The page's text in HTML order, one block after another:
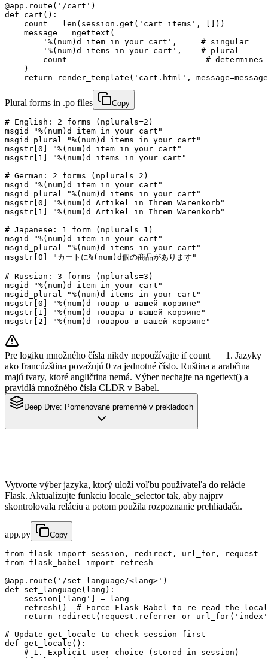
@app.route('/cart')
def cart():
    count = len(session.get('cart_items', []))
    message = ngettext(
        '%(num)d item in your cart',     # singular
        '%(num)d items in your cart',    # plural
count                             # determines
    )
return render_template('cart.html',
Plural forms in .po files Copy
# English: 2 forms (nplurals=2)
msgid "%(num)d item in your cart"
msgid_plural "%(num)d items in your cart"
msgstr[0] "%(num)d item in your cart"
msgstr[1] "%(num)d items in your cart"
# German: 2 forms (nplurals=2)
msgid "%(num)d item in your cart"
msgid_plural "%(num)d items in your cart"
msgstr[0] "%(num)d Artikel in Ihrem Warenkorb"
msgstr[1] "%(num)d Artikel in Ihrem Warenkorb"
# Japanese: 1 form (nplurals=1)
msgid "%(num)d item in your cart"
msgid_plural "%(num)d items in your cart"
msgstr[0] "カートに%(num)d個の商品があります"
# Russian: 3 forms (nplurals=3)
msgid "%(num)d item in your cart"
msgid_plural "%(num)d items in your cart"
msgstr[0] "%(num)d товар в вашей корзине"
msgstr[1] "%(num)d товара в вашей корзине"
msgstr[2] "%(num)d товаров в вашей корзине"
Pre logiku množného čísla nikdy nepoužívajte if count == 1. Jazyky
ako francúzština považujú 0 za jednotné číslo. Ruština a arabčina
majú tvary, ktoré angličtina nemá. Výber nechajte na ngettext() a
pravidlá množného čísla CLDR v Babel.
Deep Dive: Pomenované premenné v prekladoch
Vytvorte výber jazyka, ktorý uloží voľbu používateľa do relácie
Flask. Aktualizujte funkciu locale_selector tak, aby najprv
skontrolovala reláciu a potom použila rozpoznanie prehliadača.
app.py Copy
from flask import session, redirect, url_for, request
from flask_babel import refresh
@app.route('/set-language/<lang>')
def set_language(lang):
    session['lang'] = lang
refresh()  # Force Flask-Babel to re-read the
return redirect(request.referrer or
# Update get_locale to check session first
def get_locale():
    # 1. Explicit user choice (stored in session)